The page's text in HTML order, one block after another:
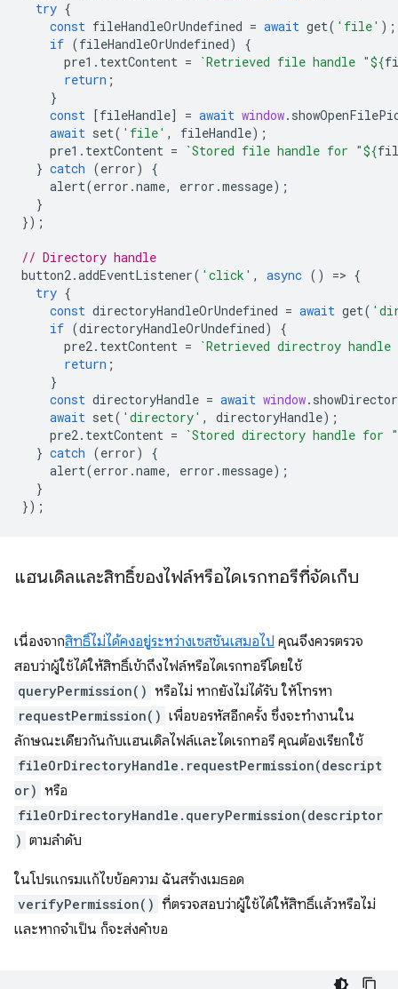
try {
const fileHandleOrUndefined = await get( 'file' );
if (fileHandleOrUndefined)
{
pre1 . textContent = `Retrieved file handle "${
return ;
}
const [fileHandle] = await window.
await set( 'file' , fileHandle);
pre1 . textContent = `Stored file handle for "${
} catch (error)
{
alert(error .name, error .message);
}
});
// Directory handle
button2.addEventListener( 'click' , async () => {
try {
const directoryHandleOrUndefined = await get(
if (directoryHandleOrUndefined)
{
pre2. textContent =
`Retrieved directroy
return ;
}
const directoryHandle = await window.
await set( 'directory' , directoryHandle);
pre2. textContent =
`Stored directory handle for "
} catch (error)
{
alert(error .name, error .message);
}
});
แฮนเดิลและสิทธิ์ของไฟล์หรือไดเรกทอรีที่จัดเก็บ
เนื่องจากสิทธิ์ไม่ได้คงอยู่ระหว่างเซสชันเสมอไป คุณจึงควรตรวจ
สอบว่าผู้ใช้ได้ให้สิทธิ์เข้าถึงไฟล์หรือไดเรกทอรีโดยใช้
queryPermission() หรือไม่ หากยังไม่ได้รับ ให้โทรหา
requestPermission() เพื่อขอรหัสอีกครั้ง ซึ่งจะทำงานใน
ลักษณะเดียวกันกับแฮนเดิลไฟล์และไดเรกทอรี คุณต้องเรียกใช้
fileOrDirectoryHandle.requestPermission(descript
or) หรือ
fileOrDirectoryHandle.queryPermission(descriptor
) ตามลำดับ
ในโปรแกรมแก้ไขข้อความ ฉันสร้างเมธอด
verifyPermission() ที่ตรวจสอบว่าผู้ใช้ได้ให้สิทธิ์แล้วหรือไม่
และหากจำเป็น ก็จะส่งคำขอ